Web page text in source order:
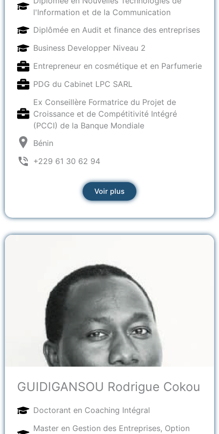
l'Information et de la Communication
Diplômée en Audit et finance des entreprises
Business Developper Niveau 2
Entrepreneur en cosmétique et en Parfumerie
PDG du Cabinet LPC SARL
Ex Conseillère Formatrice du Projet de
Croissance et de Compétitivité Intégré
(PCCI) de la Banque Mondiale
Bénin
+229 61 30 62 94
Voir plus
GUIDIGANSOU Rodrigue Cokou
Doctorant en Coaching Intégral
Master en Gestion des Entreprises, Option